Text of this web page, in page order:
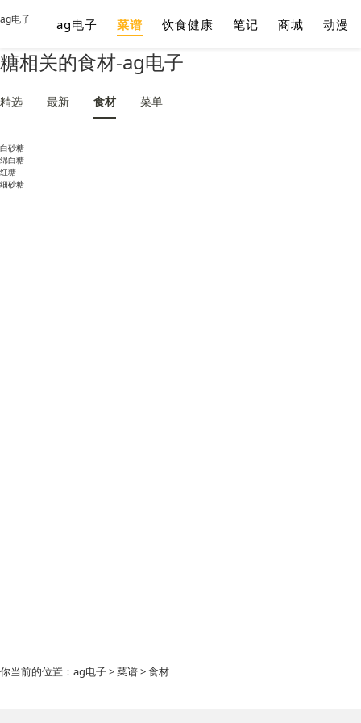
糖相关的食材-ag电子
ag电子 ag电子 菜谱 饮食健康 笔记 商城 动漫
精选 最新 食材 菜单
白砂糖
绵白糖
红糖
细砂糖
你当前的位置： ag电子>菜谱> 食材